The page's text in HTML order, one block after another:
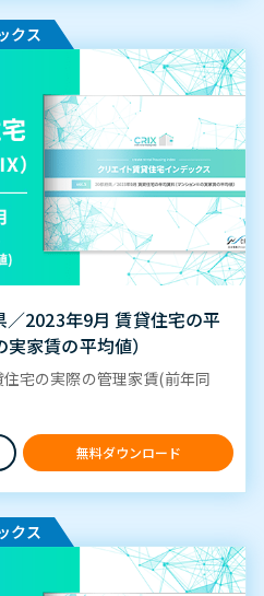
クス
／2023年9月 賃貸住宅の平
家賃の平均値）
宅の実際の管理家賃(前年同
無料ダウンロード
クス